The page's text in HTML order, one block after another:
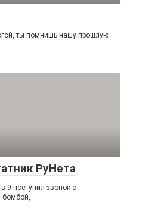
ты помнишь нашу прошлую
РуНета
9 поступил звонок о
бомбой,